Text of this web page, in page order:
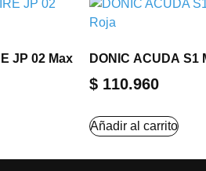
JP 02 Max
DONIC ACUDA S1
$ 110.960
Añadir al carrito